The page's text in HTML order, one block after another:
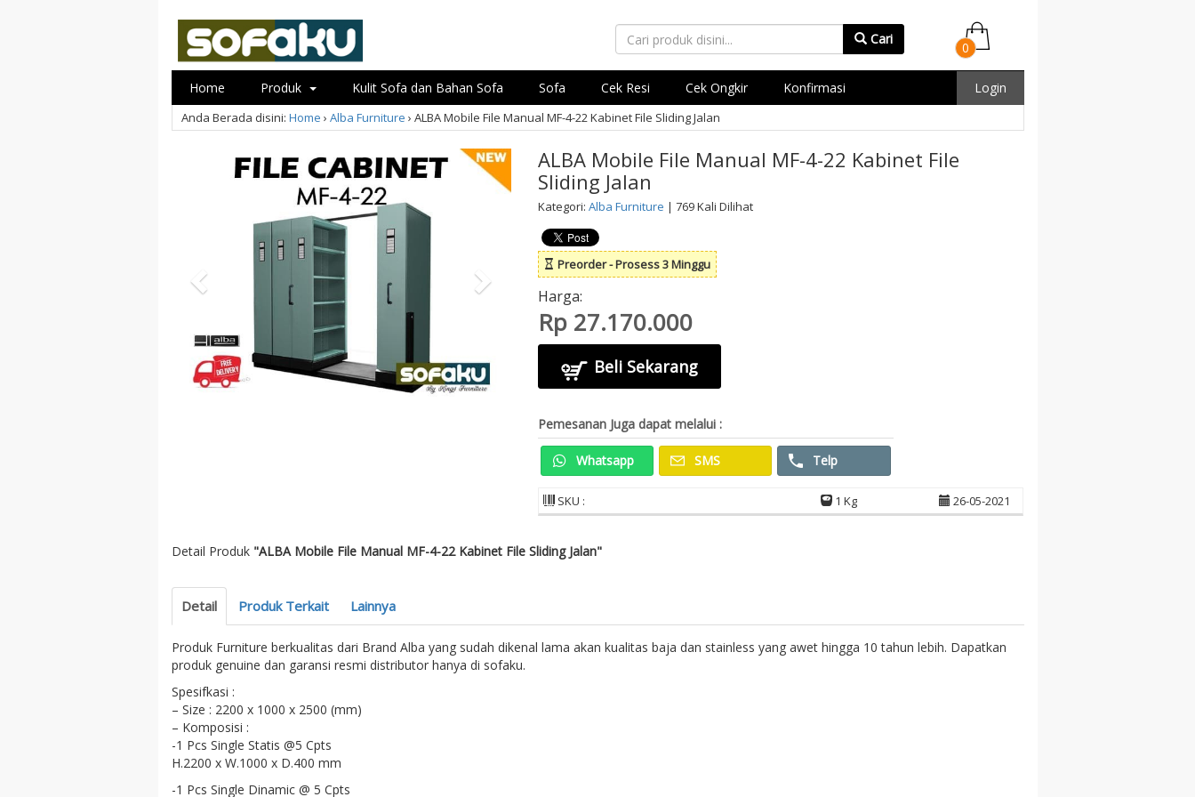
Cari
0
Home Produk Kulit Sofa dan Bahan Sofa Sofa Cek Resi Cek Ongkir Konfirmasi Login
Anda Berada disini: Home › Alba Furniture › ALBA Mobile File Manual MF-4-22 Kabinet File Sliding Jalan
ALBA Mobile File Manual MF-4-22 Kabinet File
Sliding Jalan
Kategori: Alba Furniture | 769 Kali Dilihat
Preorder - Prosess 3 Minggu
Harga:
Rp 27.170.000
Beli Sekarang
Pemesanan Juga dapat melalui :
Whatsapp SMS Telp
SKU : 1 Kg 26-05-2021
Detail Produk "ALBA Mobile File Manual MF-4-22 Kabinet File Sliding Jalan"
Detail Produk Terkait Lainnya
Produk Furniture berkualitas dari Brand Alba yang sudah dikenal lama akan kualitas baja dan stainless yang awet hingga 10 tahun lebih. Dapatkan
produk genuine dan garansi resmi distributor hanya di sofaku.
Spesifkasi :
– Size : 2200 x 1000 x 2500 (mm)
– Komposisi :
-1 Pcs Single Statis @5 Cpts
H.2200 x W.1000 x D.400 mm
-1 Pcs Single Dinamic @ 5 Cpts